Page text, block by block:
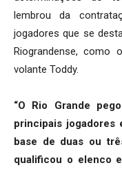
lembrou da
jogadores que se
Riograndense, como
volante Toddy.
“O Rio Grande
principais jogadores
base de duas ou
qualificou o elenco